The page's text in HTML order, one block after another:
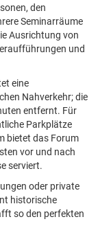
den
Seminarräume
Ausrichtung von
und
eine
Nahverkehr; die
entfernt. Für
Parkplätze
bietet das Forum
vor und nach
serviert.
oder private
historische
so den perfekten